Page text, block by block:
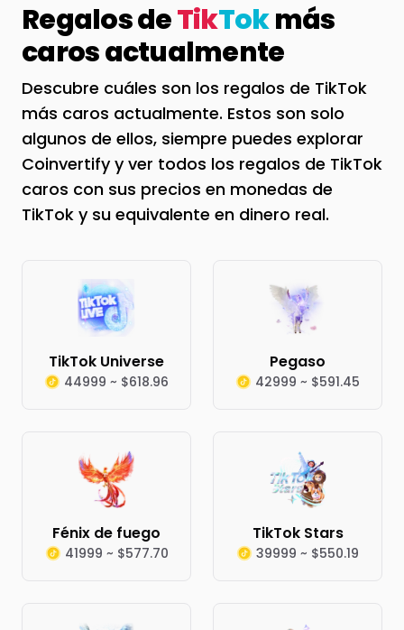
Regalos deTikTokmás
caros actualmente
Descubre cuáles son los regalos de TikTok
más caros actualmente. Estos son solo
algunos de ellos, siempre puedes explorar
Coinvertify y ver todos los regalos de TikTok
caros con sus precios en monedas de
TikTok y su equivalente en dinero real.
TikTok Universe
44999 ~ $618.96
Pegaso
42999 ~ $591.45
Fénix de fuego
41999 ~ $577.70
TikTok Stars
39999 ~ $550.19